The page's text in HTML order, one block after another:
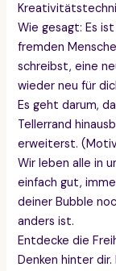
Wie gesagt: Es
fremden
schreibst, eine
wieder neu für
Es geht darum,
Tellerrand
erweiterst.
Wir leben alle in
einfach gut,
deiner Bubble
anders ist.
Entdecke die
Denken hinter